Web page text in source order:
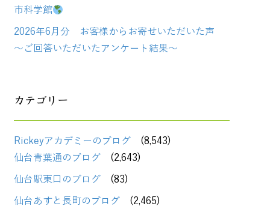
市科学館
2026年6月分 お客様からお寄せいただいた声
～ご回答いただいたアンケート結果～
カテゴリー
Rickeyアカデミーのブログ(8,543)
仙台青葉通のブログ(2,643)
仙台駅東口のブログ(83)
仙台あすと長町のブログ(2,465)